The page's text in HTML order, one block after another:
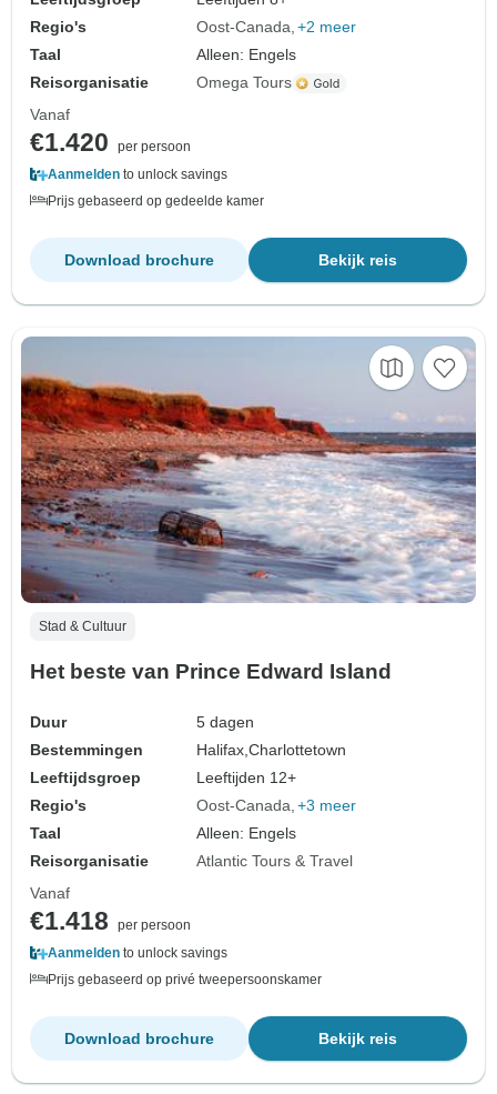
Regio's
Oost-Canada +2 meer
Taal
Alleen: Engels
Reisorganisatie
Omega Tours
Vanaf
€1.420
per persoon
Aanmelden to unlock savings
Prijs gebaseerd op gedeelde kamer
Bekijk reis
Download brochure
Stad & Cultuur
Het beste van Prince Edward Island
Duur
5 dagen
Bestemmingen
Halifax,Charlottetown
Leeftijdsgroep
Leeftijden 12+
Regio's
Oost-Canada +3 meer
Taal
Alleen: Engels
Reisorganisatie
Atlantic Tours & Travel
Vanaf
€1.418
per persoon
Aanmelden to unlock savings
Prijs gebaseerd op privé tweepersoonskamer
Bekijk reis
Download brochure